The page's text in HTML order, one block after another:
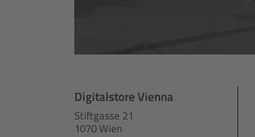
Digitalstore Vienna
Stiftgasse 21
1070 Wien